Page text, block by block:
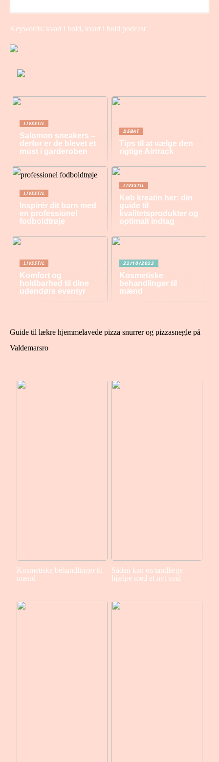
Keywords: kvart i bold, kvart i bold podcast
LIVSSTIL
Salomon sneakers –
derfor er de blevet et
must i garderoben
DEBAT
Tips til at vælge den
rigtige Airtrack
LIVSSTIL
Inspirér dit barn med
en professionel
fodboldtrøje
LIVSSTIL
Køb kreatin her: din
guide til
kvalitetsprodukter og
optimalt indtag
LIVSSTIL
Komfort og
holdbarhed til dine
udendørs eventyr
22/10/2022
Kosmetiske
behandlinger til
mænd
Guide til lækre hjemmelavede pizza snurrer og pizzasnegle på
Valdemarsro
Kosmetiske behandlinger til
mænd
Sådan kan en tandlæge
hjælpe med et nyt smil